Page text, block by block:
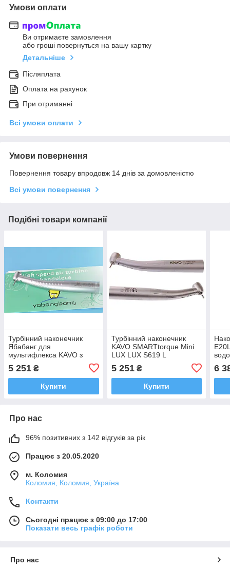
Умови оплати
Ви отримаєте замовлення
або гроші повернуться на вашу картку
Детальніше
Післяплата
Оплата на рахунок
При отриманні
Всі умови оплати
Умови повернення
Повернення товару впродовж 14 днів за домовленістю
Всі умови повернення
Подібні товари компанії
Турбінний наконечник
Ябабанг для
мультифлекса KAVO з
5 251 ₴
Купити
Турбінний наконечник
KAVO SMARTtorque Mini
LUX LUX S619 L
5 251₴
Купити
6
Про нас
96% позитивних з 142 відгуків за рік
Працює з 20.05.2020
м. Коломия
Коломия, Коломия, Україна
Контакти
Сьогодні працює з 09:00 до 17:00
Показати весь графік роботи
Про нас